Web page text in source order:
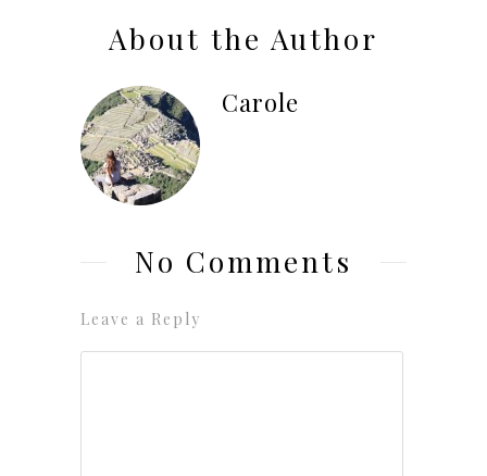
About the Author
Carole
No Comments
Leave a Reply